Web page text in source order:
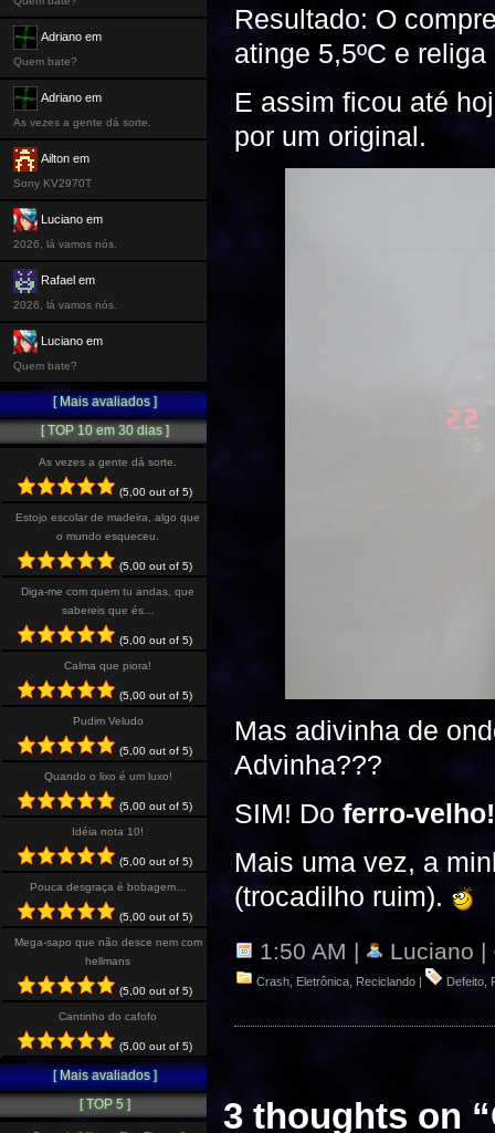
Resultado: O
atinge 5,5ºC e
E assim ficou até
por um original.
Mas adivinha de
Advinha???
SIM! Doferro-velho!
Mais uma vez, a
(trocadilho ruim).
1:50 AM | Luciano |
Crash Eletrônica Reciclando | Defeito
3 thoughts on “
Adriano em
Quem bate?
Adriano em
As vezes a gente dá sorte.
Ailton em
Sony KV2970T
Luciano em
2026, lá vamos nós.
Rafael em
2026, lá vamos nós.
Luciano em
Quem bate?
[ Mais avaliados ]
[ TOP 10 em 30 dias ]
As vezes a gente dá sorte.
(5,00 out of 5)
Estojo escolar de madeira, algo que
o mundo esqueceu.
(5,00 out of 5)
Diga-me com quem tu andas, que
sabereis que és…
(5,00 out of 5)
Calma que piora!
(5,00 out of 5)
Pudim Veludo
(5,00 out of 5)
Quando o lixo é um luxo!
(5,00 out of 5)
Idéia nota 10!
(5,00 out of 5)
Pouca desgraça é bobagem…
(5,00 out of 5)
Mega-sapo que não desce nem com
hellmans
(5,00 out of 5)
Cantinho do cafofo
(5,00 out of 5)
[ Mais avaliados ]
[ TOP 5 ]